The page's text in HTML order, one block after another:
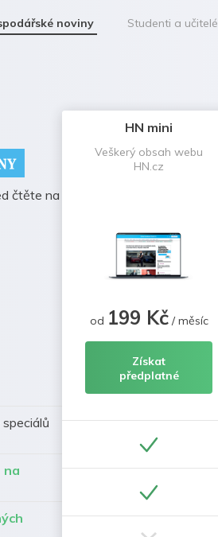
noviny Studenti a učitelé
čtěte na
na
HN mini
Veškerý obsah webu
HN.cz
od 199 Kč/ měsíc
Získat
předplatné